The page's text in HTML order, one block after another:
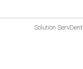
Solution